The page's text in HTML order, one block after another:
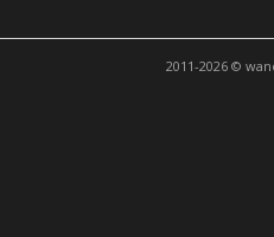
2011-2026 ©